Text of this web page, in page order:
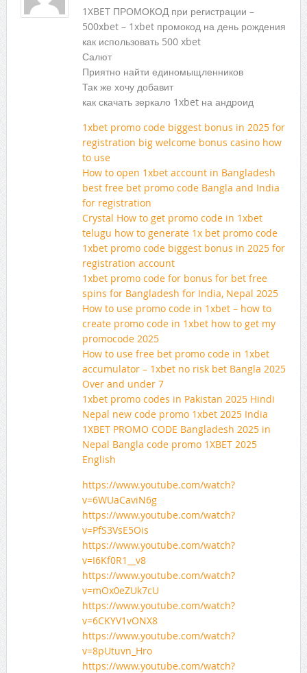
1XBET ПРОМОКОД при регистрации –
500xbet – 1xbet промокод на день рождения
как использовать 500 xbet
Салют
Приятно найти единомыщленников
Так же хочу добавит
как скачать зеркало 1xbet на андроид
1xbet promo code biggest bonus in 2025 for
registration big welcome bonus casino how
to use
How to open 1xbet account in Bangladesh
best free bet promo code Bangla and India
for registration
Crystal How to get promo code in 1xbet
telugu how to generate 1x bet promo code
1xbet promo code biggest bonus in 2025 for
registration account
1xbet promo code for bonus for bet free
spins for Bangladesh for India, Nepal 2025
How to use promo code in 1xbet – how to
create promo code in 1xbet how to get my
promocode 2025
How to use free bet promo code in 1xbet
accumulator – 1xbet no risk bet Bangla 2025
Over and under 7
1xbet promo codes in Pakistan 2025 Hindi
Nepal new code promo 1xbet 2025 India
1XBET PROMO CODE Bangladesh 2025 in
Nepal Bangla code promo 1XBET 2025
English
https://www.youtube.com/watch?
v=6WUaCaviN6g
https://www.youtube.com/watch?
v=PfS3VsE5Ois
https://www.youtube.com/watch?
v=I6Kf0R1__v8
https://www.youtube.com/watch?
v=mOx0eZUk7cU
https://www.youtube.com/watch?
v=6CKYV1vONX8
https://www.youtube.com/watch?
v=8pUtuvn_Hro
https://www.youtube.com/watch?